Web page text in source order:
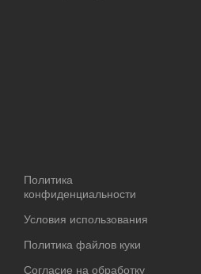
Политика
конфиденциальности
Условия использования
Политика файлов куки
Согласие на обработку